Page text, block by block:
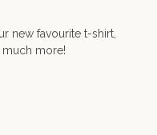
new favourite t-shirt,
more!